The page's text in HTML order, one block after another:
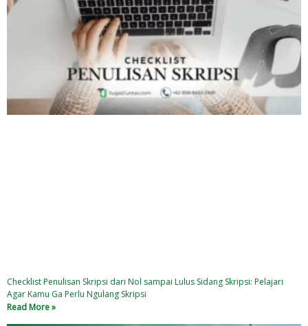
Checklist Penulisan Skripsi dari Nol sampai Lulus Sidang Skripsi: Pelajari
Agar Kamu Ga Perlu Ngulang Skripsi
Read More »